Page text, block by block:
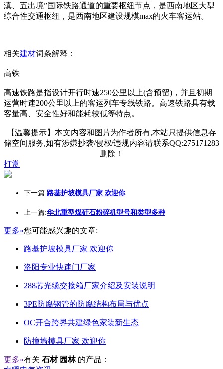
滇、五出境”国际铁路通道的重要枢纽节点，是西南地区大型
综合性交通枢纽，是西南地区建设规模max的火车客运站。
相关建材词条解释：
高铁
高速铁路是指设计开行时速250公里以上(含预留)，并且初期
运营时速200公里以上的客运列车专线铁路。高速铁路具有载
客量高、安全性好和能耗较低等特点。
【温馨提示】本文内容和图片为作者所有,本站只提供信息存
储空间服务,如有涉嫌抄袭/侵权/违规内容请联系QQ:275171283
删除！
打赏
下一篇:路基护坡模具厂家 欢迎你
上一篇:华北重型煤矸石粉碎机型号和类型多种
更多»您可能感兴趣的文章:
路基护坡模具厂家 欢迎你
洛阳专业快速门厂家
288芯光缆交接箱厂家介绍及安装说明
3PE防腐钢管的防腐结构布局与优点
OC开合跨界共建绿色家装新生态
防撞墙模具厂家 欢迎你
更多»有关 石材 园林 的产品：